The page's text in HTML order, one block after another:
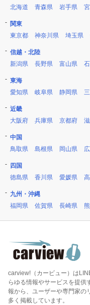
北海道
青森県 岩手県
関東
東京都
神奈川県 埼玉県
信越・北陸
新潟県
長野県 富山県
東海
愛知県
岐阜県 静岡県
近畿
大阪府
兵庫県 京都府
中国
鳥取県
島根県 岡山県
四国
徳島県
香川県 愛媛県
九州・沖縄
福岡県
佐賀県 長崎県
carview!（カービュー）は
らゆる情報やサービスを提供
報から、ユーザーや専門家の
多く掲載しています。